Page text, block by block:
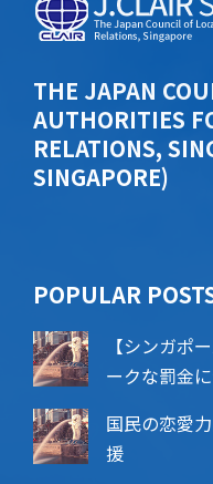
THE JAPAN
AUTHORITIES
RELATIONS,
SINGAPORE)
POPU​​LAR
【シンガポ
ークな罰金
国民の恋愛
援